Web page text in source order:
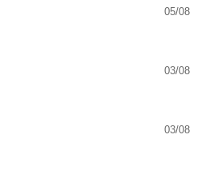
05/08
03/08
03/08